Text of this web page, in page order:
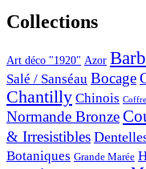
Collections
Art déco "1920" Azor
Salé / Sanséau Bocage
Chantilly Chinois
Normande Bronze
& Irresistibles
Botaniques Grande Marée